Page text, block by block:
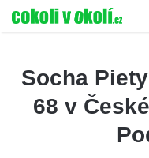
Socha
68 v